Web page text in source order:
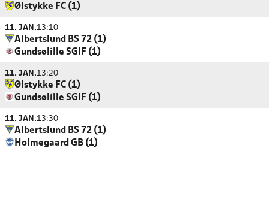
Ølstykke FC (1)
11. JAN.13:10
Albertslund BS 72 (1)
Gundsølille SGIF (1)
11. JAN.13:20
Ølstykke FC (1)
Gundsølille SGIF (1)
11. JAN.13:30
Albertslund BS 72 (1)
Holmegaard GB (1)